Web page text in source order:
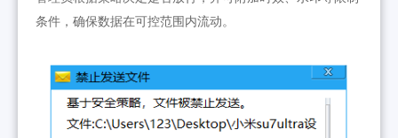
条件，确保数据在可控范围内流动。